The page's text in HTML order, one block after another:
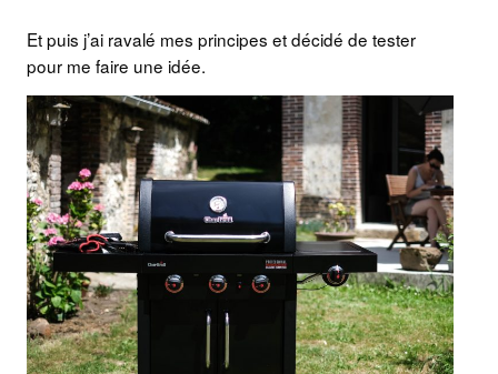
Et puis j’ai ravalé mes principes et décidé de tester
pour me faire une idée.